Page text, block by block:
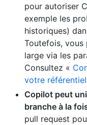
pour autoriser
exemple les
historiques)
Toutefois, vous
large via les
Consultez «
votre référentiel
Copilot peut
branche à la
pull request